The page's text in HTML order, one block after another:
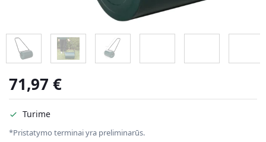
71,97 €
Turime
*Pristatymo terminai yra preliminarūs.